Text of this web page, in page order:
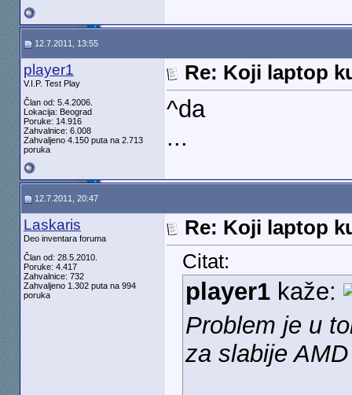
12.7.2011, 13:55
player1
V.I.P. Test Play
Član od: 5.4.2006.
Lokacija: Beograd
Poruke: 14.916
Zahvalnice: 6.008
Zahvaljeno 4.150 puta na 2.713
poruka
Re: Koji laptop
^da
...
12.7.2011, 20:47
Laskaris
Deo inventara foruma
Član od: 28.5.2010.
Poruke: 4.417
Zahvalnice: 732
Zahvaljeno 1.302 puta na 994
poruka
Re: Koji laptop
Citat:
player1kaže:
Problem je u
za slabije